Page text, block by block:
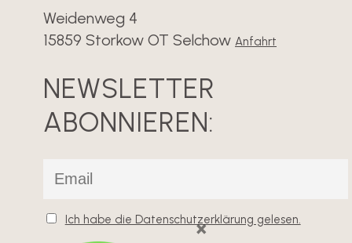
Weidenweg 4
15859 Storkow OT Selchow Anfahrt
NEWSLETTER
ABONNIEREN:
Ich habe die Datenschutzerklärung gelesen.
×